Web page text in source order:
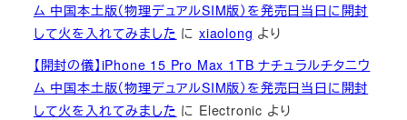
ム 中国本土版（物理デュアルSIM版）を発売日当日に開封
して火を入れてみました にxiaolong より
【開封の儀】iPhone 15 Pro Max 1TB ナチュラルチタニウ
ム 中国本土版（物理デュアルSIM版）を発売日当日に開封
して火を入れてみました に Electronic より